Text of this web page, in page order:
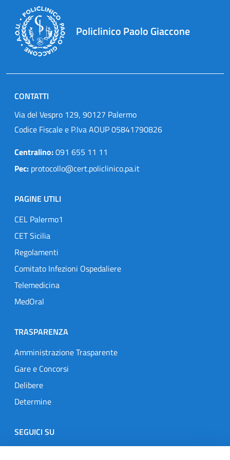
Policlinico Paolo Giaccone
CONTATTI
Via del Vespro 129, 90127 Palermo
Codice Fiscale e P.Iva AOUP 05841790826
Centralino:091 655 11 11
Pec: protocollo@cert.policlinico.pa.it
PAGINE UTILI
CEL Palermo1
CET Sicilia
Regolamenti
Comitato Infezioni Ospedaliere
Telemedicina
MedOral
TRASPARENZA
Amministrazione Trasparente
Gare e Concorsi
Delibere
Determine
SEGUICI SU
Designers Italia
TwitterInstagramYoutubeLinkedin